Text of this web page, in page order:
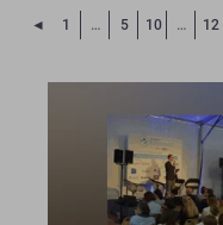
◄ Page précédente
1 … 5 10 … 12